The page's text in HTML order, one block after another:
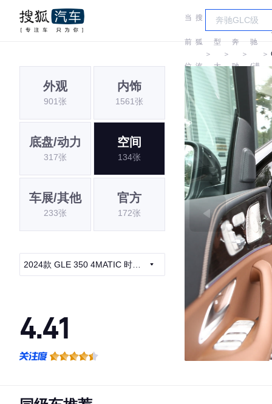
当
前
位
置:
搜
狐
汽
＞
车
型
大
全
＞
奔
驰
＞
奔
驰
(进
口)
＞
外观
901张
内饰
1561张
底盘/动力
317张
空间
134张
车展/其他
233张
官方
172张
2024款 GLE 350 4MATIC 时尚
4.41
·空间表现一般，低于79%同级车